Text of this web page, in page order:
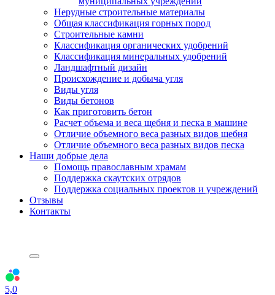
Нерудные строительные материалы
Общая классификация горных пород
Строительные камни
Классификация органических удобрений
Классификация минеральных удобрений
Ландшафтный дизайн
Происхождение и добыча угля
Виды угля
Виды бетонов
Как приготовить бетон
Расчет объема и веса щебня и песка в машине
Отличие объемного веса разных видов щебня
Отличие объемного веса разных видов песка
Наши добрые дела
Помощь православным храмам
Поддержка скаутских отрядов
Поддержка социальных проектов и учреждений
Отзывы
Контакты
5,0